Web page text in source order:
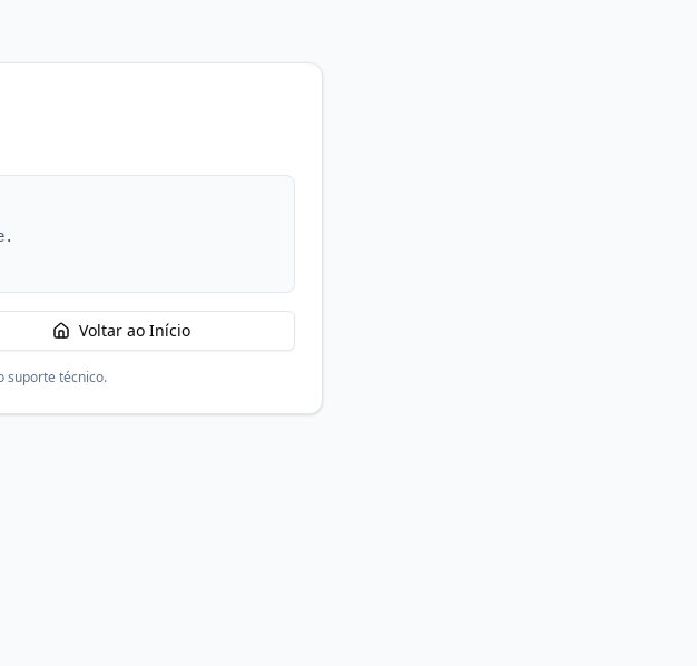
Voltar ao Início
suporte técnico.